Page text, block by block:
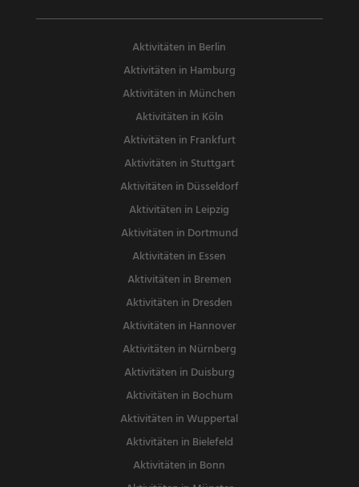
Aktivitäten in Berlin
Aktivitäten in Hamburg
Aktivitäten in München
Aktivitäten in Köln
Aktivitäten in Frankfurt
Aktivitäten in Stuttgart
Aktivitäten in Düsseldorf
Aktivitäten in Leipzig
Aktivitäten in Dortmund
Aktivitäten in Essen
Aktivitäten in Bremen
Aktivitäten in Dresden
Aktivitäten in Hannover
Aktivitäten in Nürnberg
Aktivitäten in Duisburg
Aktivitäten in Bochum
Aktivitäten in Wuppertal
Aktivitäten in Bielefeld
Aktivitäten in Bonn